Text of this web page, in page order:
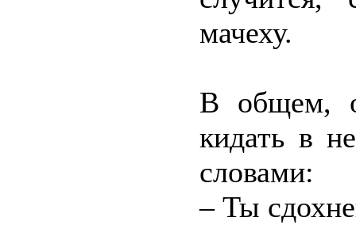
мачеху.
В общем,
кидать в
словами:
– Ты